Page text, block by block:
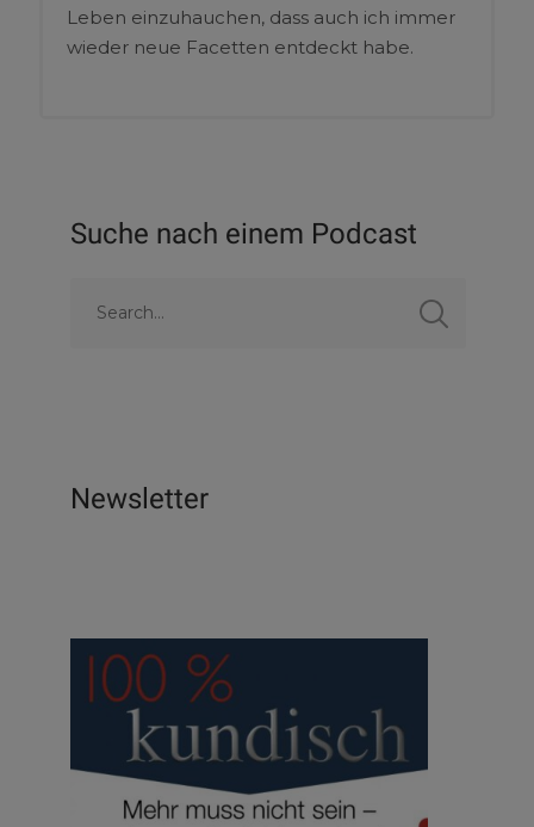
Leben einzuhauchen, dass auch ich immer
wieder neue Facetten entdeckt habe.
Suche nach einem Podcast
Newsletter